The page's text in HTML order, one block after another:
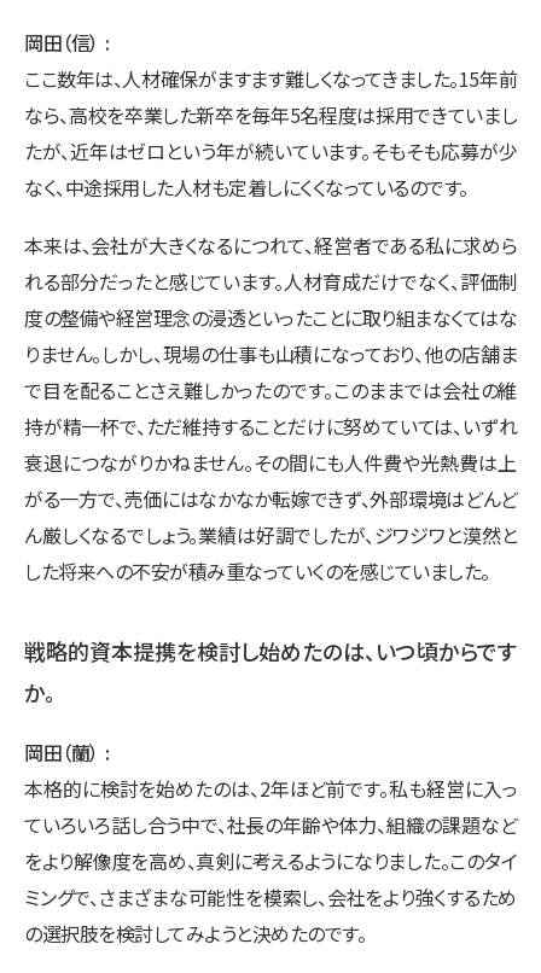
岡田（信）
ここ数年は、人材確保がますます難しくなってきました。15年前
なら、高校を卒業した新卒を毎年5名程度は採用できていまし
たが、近年はゼロという年が続いています。そもそも応募が少
なく、中途採用した人材も定着しにくくなっているのです。
本来は、会社が大きくなるにつれて、経営者である私に求めら
れる部分だったと感じています。人材育成だけでなく、評価制
度の整備や経営理念の浸透といったことに取り組まなくてはな
りません。しかし、現場の仕事も山積になっており、他の店舗ま
で目を配ることさえ難しかったのです。このままでは会社の維
持が精一杯で、ただ維持することだけに努めていては、いずれ
衰退につながりかねません。その間にも人件費や光熱費は上
がる一方で、売価にはなかなか転嫁できず、外部環境はどんど
ん厳しくなるでしょう。業績は好調でしたが、ジワジワと漠然と
した将来への不安が積み重なっていくのを感じていました。
戦略的資本提携を検討し始めたのは、いつ頃からです
か。
岡田（蘭）
本格的に検討を始めたのは、2年ほど前です。私も経営に入っ
ていろいろ話し合う中で、社長の年齢や体力、組織の課題など
をより解像度を高め、真剣に考えるようになりました。このタイ
ミングで、さまざまな可能性を模索し、会社をより強くするため
の選択肢を検討してみようと決めたのです。